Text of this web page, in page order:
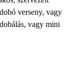
verseny, vagy
vagy mini